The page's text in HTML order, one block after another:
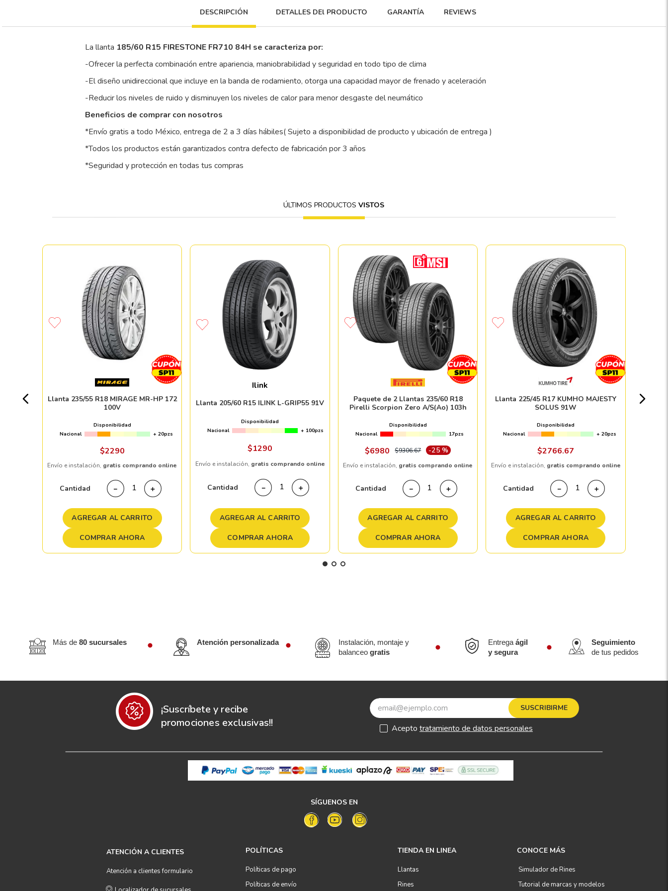
DESCRIPCIÓN DETALLES DEl PRODUCTO GARANTÍA REVIEWS
La llanta 185/60 R15 FIRESTONE FR710 84H se caracteriza por:
-Ofrecer la perfecta combinación entre apariencia, maniobrabilidad y seguridad en todo tipo de clima
-El diseño unidireccional que incluye en la banda de rodamiento, otorga una capacidad mayor de frenado y aceleración
-Reducir los niveles de ruido y disminuyen los niveles de calor para menor desgaste del neumático
Beneficios de comprar con nosotros
*Envío gratis a todo México, entrega de 2 a 3 días hábiles( Sujeto a disponibilidad de producto y ubicación de entrega )
*Todos los productos están garantizados contra defecto de fabricación por 3 años
*Seguridad y protección en todas tus compras
ÚLTIMOS PRODUCTOSVISTOS
Llanta 235/55 R18 MIRAGE MR-HP 172
100V
Disponibilidad
Nacional
+ 20pzs
$2290
Envío e instalación, gratis comprando online
Cantidad ＋
－
AGREGAR AL CARRITO
COMPRAR AHORA
Ilink
Llanta 205/60 R15 ILINK L-GRIP55 91V
Disponibilidad
Nacional
+ 100pzs
$1290
Envío e instalación, gratis comprando online
Cantidad ＋
－
AGREGAR AL CARRITO
COMPRAR AHORA
Paquete de 2 Llantas 235/60 R18
Pirelli Scorpion Zero A/S(Ao) 103h
Disponibilidad
Nacional
17pzs
$6980 $9306.67 -25 %
Envío e instalación, gratis comprando online
Cantidad ＋
－
AGREGAR AL CARRITO
COMPRAR AHORA
Llanta 225/45 R17 KUMHO MAJESTY
SOLUS 91W
Disponibilidad
Nacional
+ 20pzs
$2766.67
Envío e instalación, gratis comprando online
Cantidad ＋
－
AGREGAR AL CARRITO
COMPRAR AHORA
Más de 80 sucursales Atención personalizada
Instalación, montaje y
balanceogratis
Entregaágil
y segura
Seguimiento
de tus pedidos
¡Suscríbete y recibe
promociones exclusivas!!
SUSCRIBIRME
Acepto tratamiento de datos personales
SÍGUENOS EN
ATENCIÓN A CLIENTES
Atención a clientes formulario
POLÍTICAS
Políticas de pago
Políticas de envío
TIENDA EN LINEA
Llantas
Rines
CONOCE MÁS
Simulador de Rines
Tutorial de marcas y modelos